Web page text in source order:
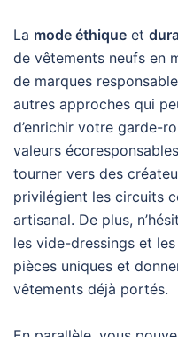
La mode éthique et
de vêtements neufs en
de marques
autres approches qui
d’enrichir votre garde-
valeurs
tourner vers des
privilégient les circuits
artisanal. De plus,
les vide-dressings et
pièces uniques et
vêtements déjà portés.